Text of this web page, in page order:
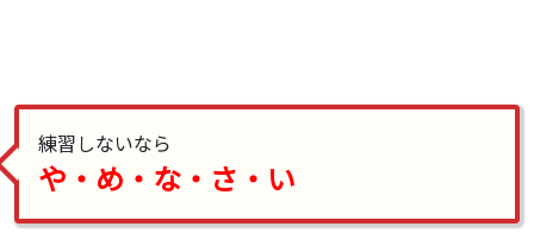
練習しないなら
や・め・な・さ・い